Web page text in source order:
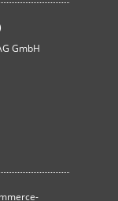
GmbH